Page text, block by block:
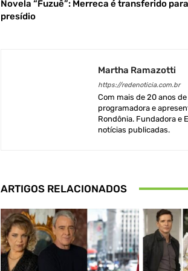
Novela “Fuzuê”: Merreca é transferido
presídio
Martha Ramazotti
https://redenoticia.com.br
Com mais de 20 anos
programadora e
Rondônia. Fundadora e
notícias publicadas.
ARTIGOS RELACIONADOS